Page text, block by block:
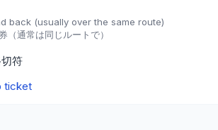
back (usually over the same route)
（通常は同じルートで）
符
ticket